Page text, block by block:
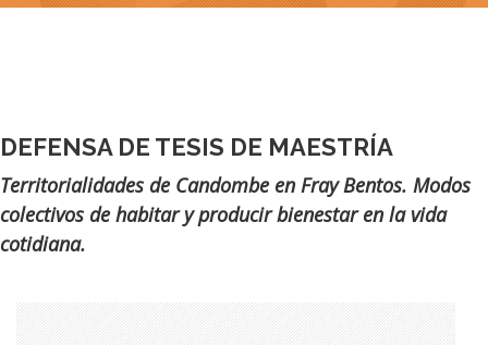
DEFENSA DE TESIS DE MAESTRÍA
Subtítulo
Territorialidades de Candombe en Fray Bentos. Modos
colectivos de habitar y producir bienestar en la vida
cotidiana.